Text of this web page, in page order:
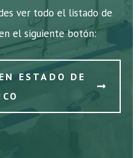
ver todo el listado de
el siguiente botón:
ESTADO DE